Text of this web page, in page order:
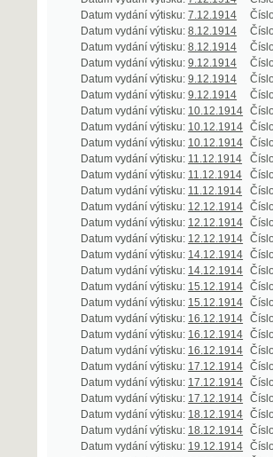
Datum vydání výtisku:14.12.1914 Číslo
Datum vydání výtisku:14.12.1914 Číslo
Datum vydání výtisku:15.12.1914 Číslo
Datum vydání výtisku:15.12.1914 Číslo
Datum vydání výtisku:16.12.1914 Číslo
Datum vydání výtisku: 16.12.1914 Číslo
Datum vydání výtisku: 16.12.1914 Číslo
Datum vydání výtisku:17.12.1914 Číslo
Datum vydání výtisku:17.12.1914 Číslo
Datum vydání výtisku:17.12.1914 Číslo
Datum vydání výtisku:18.12.1914 Číslo
Datum vydání výtisku:18.12.1914 Číslo
Datum vydání výtisku:19.12.1914 Číslo
Datum vydání výtisku:19.12.1914 Číslo
Datum vydání výtisku:20.12.1914 Číslo
Datum vydání výtisku:21.12.1914 Číslo
Datum vydání výtisku: 22.12.1914 Číslo
Datum vydání výtisku: 22.12.1914 Číslo
Datum vydání výtisku:23.12.1914 Číslo
Datum vydání výtisku:23.12.1914 Číslo
Datum vydání výtisku:23.12.1914 Číslo
Datum vydání výtisku:24.12.1914 Číslo
Datum vydání výtisku:26.12.1914 Číslo
Datum vydání výtisku:27.12.1914 Číslo
Datum vydání výtisku:28.12.1914 Číslo
Datum vydání výtisku:28.12.1914 Číslo
Datum vydání výtisku:29.12.1914 Číslo
Datum vydání výtisku: 29.12.1914 Číslo
Datum vydání výtisku: 29.12.1914 Číslo
Datum vydání výtisku:30.12.1914 Číslo
Datum vydání výtisku:30.12.1914 Číslo